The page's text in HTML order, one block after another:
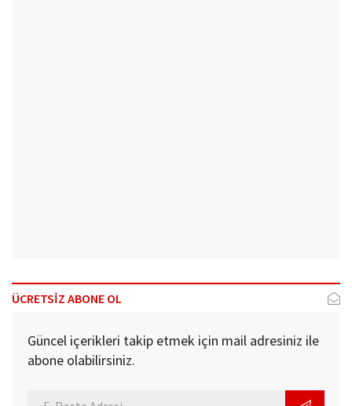
ÜCRETSİZ ABONE OL
Güncel içerikleri takip etmek için mail adresiniz ile
abone olabilirsiniz.